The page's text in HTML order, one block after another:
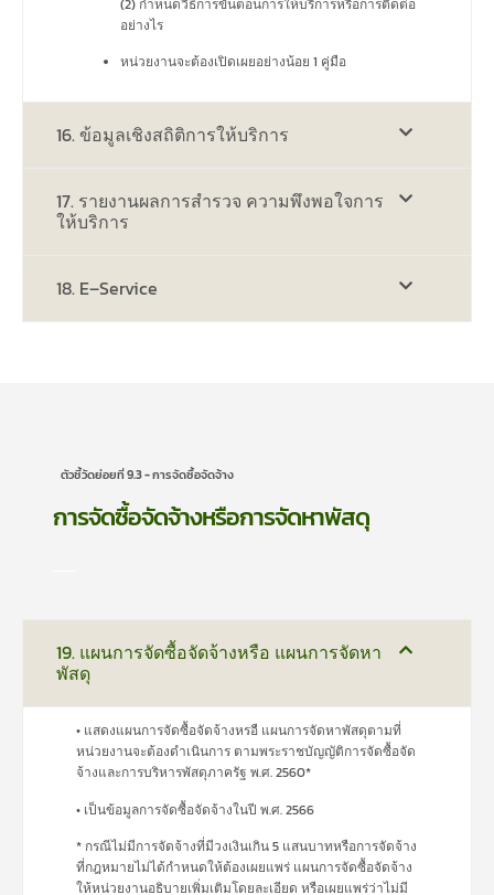
อย่างไร
หน่วยงานจะต้องเปิดเผยอย่างน้อย 1 คู่มือ
16. ข้อมูลเชิงสถิติการให้บริการ
17. รายงานผลการสำรวจ ความพึงพอใจการ
ให้บริการ
18. E–Service
ตัวชี้วัดย่อยที่ 9.3 - การจัดซื้อจัดจ้าง
การจัดซื้อจัดจ้างหรือการจัดหาพัสดุ
19. แผนการจัดซื้อจัดจ้างหรือ แผนการจัดหา
พัสดุ
• แสดงแผนการจัดซื้อจัดจ้างหรอื แผนการจัดหาพัสดุตามที่
หน่วยงานจะต้องดำเนินการ ตามพระราชบัญญัติการจัดซื้อจัด
จ้างและการบริหารพัสดุภาครัฐ พ.ศ. 2560*
• เป็นข้อมูลการจัดซื้อจัดจ้างในปี พ.ศ. 2566
* กรณีไม่มีการจัดจ้างที่มีวงเงินเกิน 5 แสนบาทหรือการจัดจ้าง
ที่กฎหมายไม่ได้กำหนดให้ต้องเผยแพร่ แผนการจัดซื้อจัดจ้าง
ให้หน่วยงานอธิบายเพิ่มเติมโดยละเอียด หรือเผยแพร่ว่าไม่มี